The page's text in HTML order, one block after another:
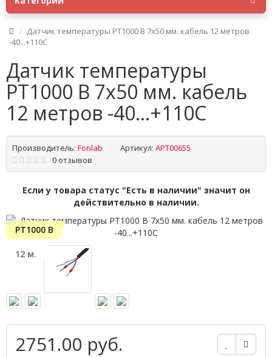
Датчик температуры PT1000 B 7x50 мм. кабель 12 метров
-40...+110C
Датчик температуры
PT1000 B 7x50 мм. кабель
12 метров -40...+110C
Производитель: Fonlab Артикул: APT00655
0 отзывов
Если у товара статус "Есть в наличии" значит он
действительно в наличии.
PT1000 B
12 м.
2751.00 руб.